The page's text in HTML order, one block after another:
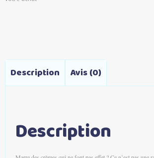
Description Avis (0)
Description